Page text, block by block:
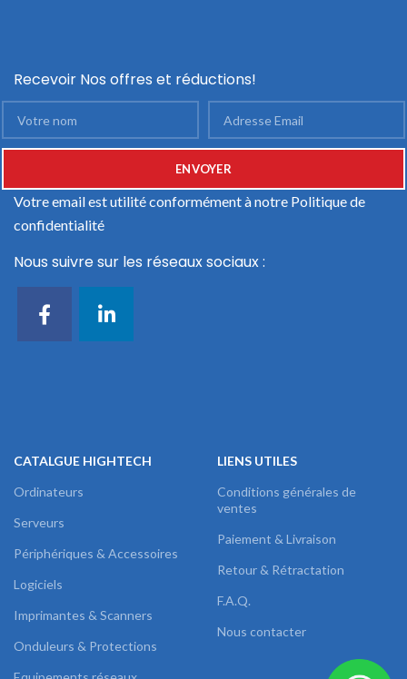
Recevoir Nos offres et réductions!
Votre email est utilité conformément à notre Politique de
confidentialité
Nous suivre sur les réseaux sociaux :
CATALGUE HIGHTECH
Ordinateurs
Serveurs
Périphériques & Accessoires
Logiciels
Imprimantes & Scanners
Onduleurs & Protections
LIENS UTILES
Conditions générales de
ventes
Paiement & Livraison
Retour & Rétractation
F.A.Q.
Nous contacter